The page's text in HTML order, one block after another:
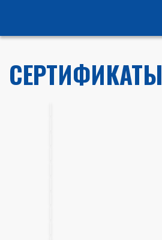
СЕРТИФИКАТЫ